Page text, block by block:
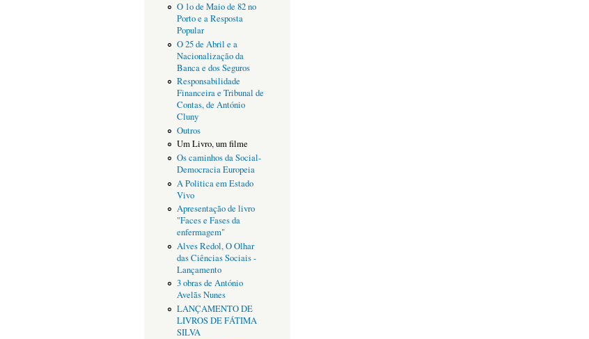
O 1o de Maio de 82 no
Porto e a Resposta
Popular
O 25 de Abril e a
Nacionalização da
Banca e dos Seguros
Responsabilidade
Financeira e Tribunal de
Contas, de António
Cluny
Outros
Um Livro, um filme
Os caminhos da Social-
Democracia Europeia
A Politica em Estado
Vivo
Apresentação de livro
"Faces e Fases da
enfermagem"
Alves Redol, O Olhar
das Ciências Sociais -
Lançamento
3 obras de António
Avelãs Nunes
LANÇAMENTO DE
LIVROS DE FÁTIMA
SILVA